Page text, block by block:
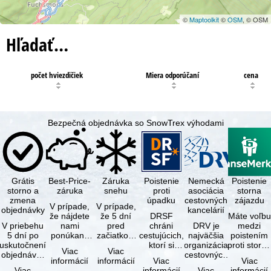
©Maptoolkit©OSM, © OSM
Hľadať…
počet hviezdičiek Miera odporúčaní cena
Bezpečná objednávka so SnowTrex výhodami
Grátis
storno a
zmena
objednávky
V priebehu
5 dní po
uskutočnení
objednávky
Best-Price-
záruka
V prípade,
že nájdete
nami
ponúkaný
rovnakými
službami
Viac
informácií
Záruka
snehu
V prípade,
že 5 dní
pred
začiatkom
(deň
príjazdu)
Viac
informácií
Poistenie
proti
úpadku
DRSF
chráni
cestujúcich,
ktorí si
zájazd
Viac
Nemecká
asociácia
cestovných
kancelárií
DRV je
najväčšia
organizácia
cestovných
Poistenie
storna
zájazdu
Máte voľbu
medzi
poistením
proti stornu
Viac